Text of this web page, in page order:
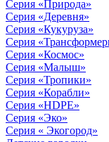
Серия «Природа»
Серия «Деревня»
Серия «Кукуруза»
Серия
Серия «Космос»
Серия «Малыш»
Серия «Тропики»
Серия «Корабли»
Серия «HDPE»
Серия «Эко»
Серия « Экогород»